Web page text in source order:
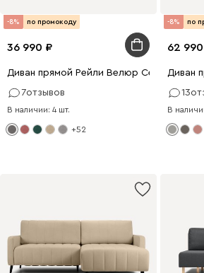
-8% по промокоду
36 990
Диван прямой Рейли Велюр Серый
7отзывов
В наличии: 4 шт.
+52
-8% по
62 990
Диван
13
В